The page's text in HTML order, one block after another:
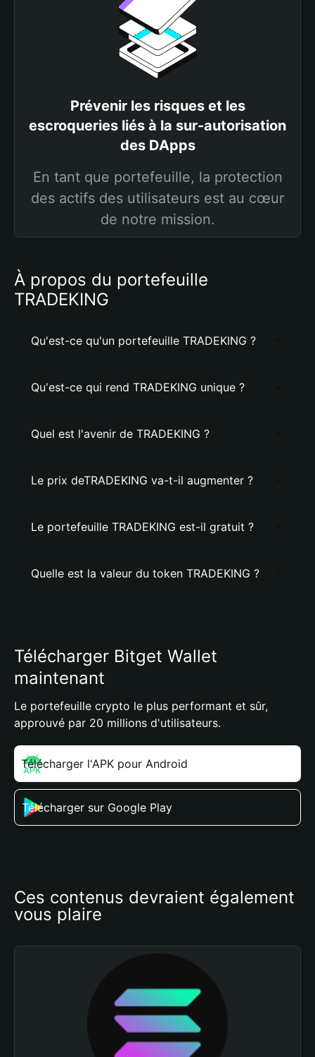
Prévenir les risques et les
escroqueries liés à la sur-autorisation
des DApps
En tant que portefeuille, la protection
des actifs des utilisateurs est au cœur
de notre mission.
À propos du portefeuille
TRADEKING
Qu'est-ce qu'un portefeuille TRADEKING ?
Qu'est-ce qui rend TRADEKING unique ?
Quel est l'avenir de TRADEKING ?
Le prix deTRADEKING va-t-il augmenter ?
Le portefeuille TRADEKING est-il gratuit ?
Quelle est la valeur du token TRADEKING ?
Télécharger Bitget Wallet
maintenant
Le portefeuille crypto le plus performant et sûr,
approuvé par 20 millions d'utilisateurs.
Télécharger l'APK pour Android
Télécharger sur Google Play
Ces contenus devraient également
vous plaire